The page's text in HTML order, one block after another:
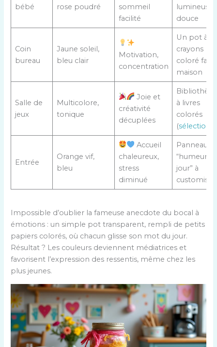
bébé
rose poudré
sommeil
facilité
lumineuse
douce
Coin
bureau
Jaune soleil,
bleu clair
Motivation,
concentration
Un pot à
crayons
coloré fait
maison
Salle de
jeux
Multicolore,
tonique
Joie et
créativité
décuplées
à livres
colorés
(sélection
Entrée
Orange vif,
bleu
Accueil
chaleureux,
stress
diminué
Panneau
“humeur
jour” à
customiser
Impossible d’oublier la fameuse anecdote du bocal à
émotions : un simple pot transparent, rempli de petits
papiers colorés, où chacun glisse son mot du jour.
Résultat ? Les couleurs deviennent médiatrices et
favorisent l’expression des ressentis, même chez les
plus jeunes.